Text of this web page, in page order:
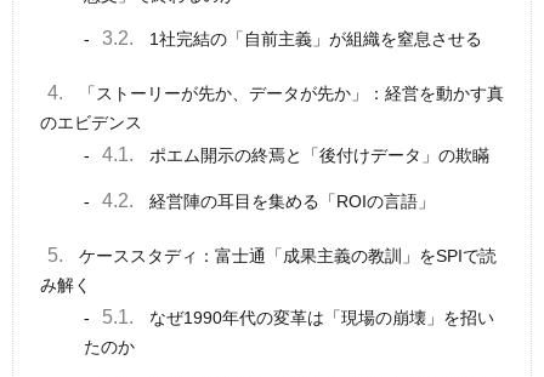
3.2. 1社完結の「自前主義」が組織を窒息させる
4.
「ストーリーが先か、データが先か」：経営を動かす真
のエビデンス
4.1. ポエム開示の終焉と「後付けデータ」の欺瞞
4.2. 経営陣の耳目を集める「ROIの言語」
5.
ケーススタディ：富士通「成果主義の教訓」をSPIで読
み解く
5.1.
なぜ1990年代の変革は「現場の崩壊」を招い
たのか